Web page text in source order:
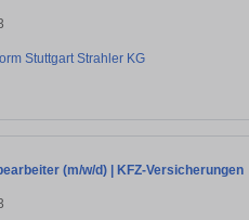
Stuttgart Strahler KG
(m/w/d) | KFZ-Versicherungen